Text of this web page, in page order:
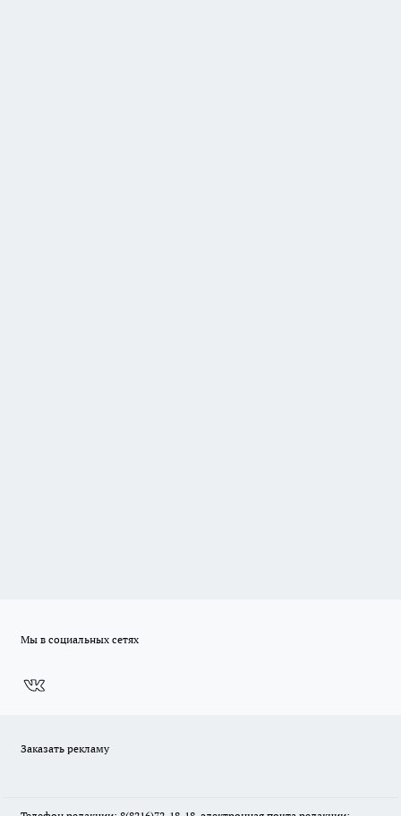
Мы в социальных сетях
Заказать рекламу